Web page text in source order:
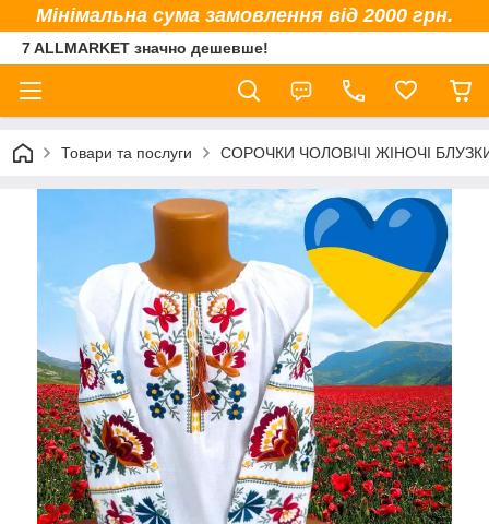
Мінімальна сума замовлення від 2000 грн.
7 ALLMARKET значно дешевше!
Товари та послуги СОРОЧКИ ЧОЛОВІЧІ ЖІНОЧІ